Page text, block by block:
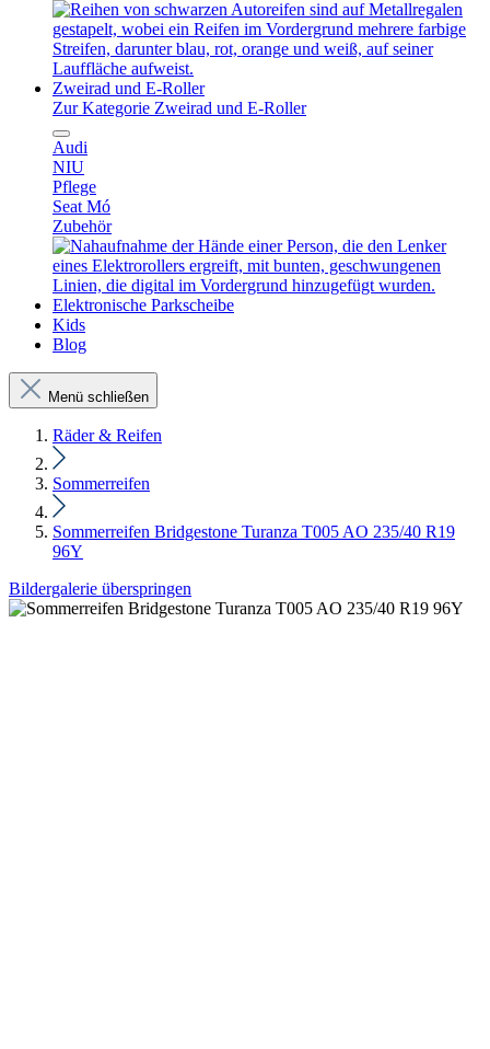
Zweirad und E-Roller
Zur Kategorie Zweirad und E-Roller
Audi
NIU
Pflege
Seat Mó
Zubehör
Elektronische Parkscheibe
Kids
Blog
Menü schließen
Räder & Reifen
Sommerreifen
Sommerreifen Bridgestone Turanza T005 AO 235/40 R19
96Y
Bildergalerie überspringen